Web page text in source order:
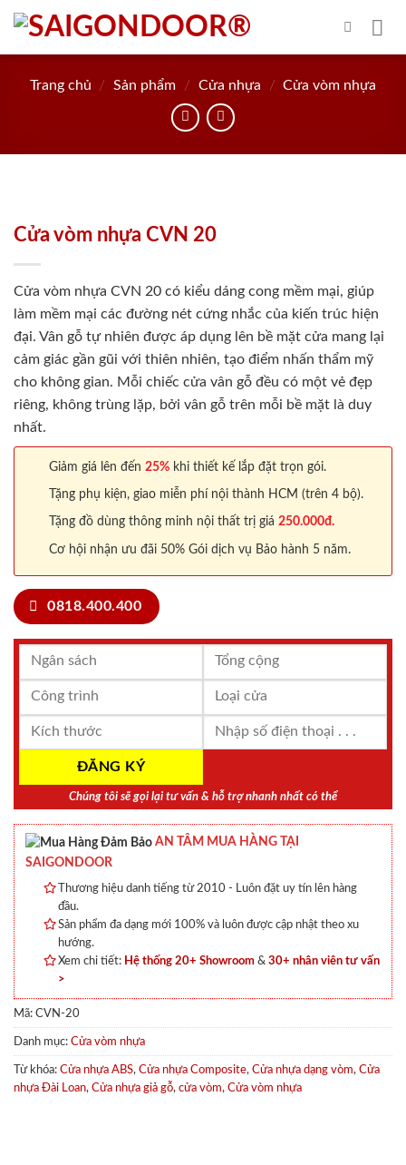
Skip
content
Trang chủ / Sản phẩm / Cửa nhựa / Cửa vòm nhựa
Cửa vòm nhựa CVN 20
Cửa vòm nhựa CVN 20 có kiểu dáng cong mềm mại, giúp
làm mềm mại các đường nét cứng nhắc của kiến trúc hiện
đại. Vân gỗ tự nhiên được áp dụng lên bề mặt cửa mang lại
cảm giác gần gũi với thiên nhiên, tạo điểm nhấn thẩm mỹ
cho không gian. Mỗi chiếc cửa vân gỗ đều có một vẻ đẹp
riêng, không trùng lặp, bởi vân gỗ trên mỗi bề mặt là duy
nhất.
Giảm giá lên đến 25% khi thiết kế lắp đặt trọn gói.
Tặng phụ kiện, giao miễn phí nội thành HCM (trên 4 bộ).
Tặng đồ dùng thông minh nội thất trị giá 250.000đ.
Cơ hội nhận ưu đãi 50% Gói dịch vụ Bảo hành 5 năm.
0818.400.400
Chúng tôi sẽ gọi lại tư vấn & hỗ trợ nhanh nhất có thể
AN TÂM MUA HÀNG TẠI
SAIGONDOOR
Thương hiệu danh tiếng từ 2010 - Luôn đặt uy tín lên hàng
đầu.
Sản phẩm đa dạng mới 100% và luôn được cập nhật theo xu
hướng.
Xem chi tiết: Hệ thống 20+ Showroom & 30+ nhân viên tư vấn
>
Mã: CVN-20
Danh mục: Cửa vòm nhựa
Từ khóa: Cửa nhựa ABS, Cửa nhựa Composite, Cửa nhựa dạng vòm, Cửa
nhựa Đài Loan, Cửa nhựa giả gỗ, cửa vòm, Cửa vòm nhựa